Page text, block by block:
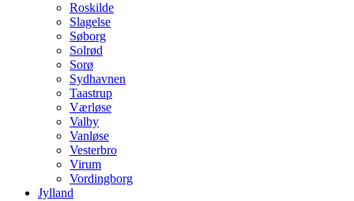
Roskilde
Slagelse
Søborg
Solrød
Sorø
Sydhavnen
Taastrup
Værløse
Valby
Vanløse
Vesterbro
Virum
Vordingborg
Jylland